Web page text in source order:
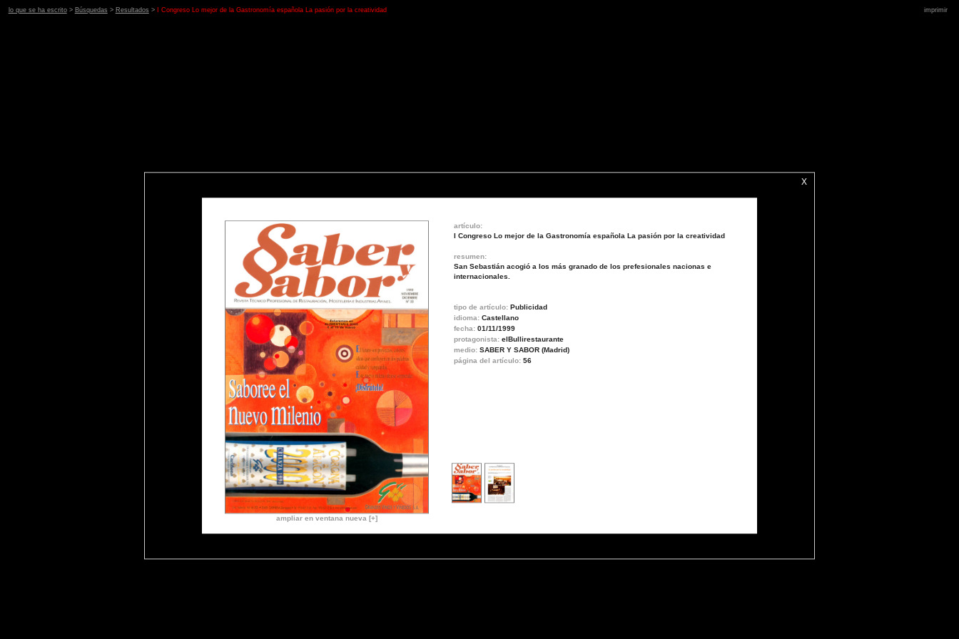
lo que se ha escrito> Búsquedas > Resultados > I Congreso Lo mejor de la Gastronomía española La pasión por la creatividad imprimir
X
artículo:
I Congreso Lo mejor de la Gastronomía española La pasión por la creatividad
resumen:
San Sebastián acogió a los más granado de los prefesionales nacionas e
internacionales.
tipo de artículo: Publicidad
idioma: Castellano
fecha: 01/11/1999
protagonista: elBullirestaurante
medio: SABER Y SABOR (Madrid)
página del artículo: 56
ampliar en ventana nueva [+]